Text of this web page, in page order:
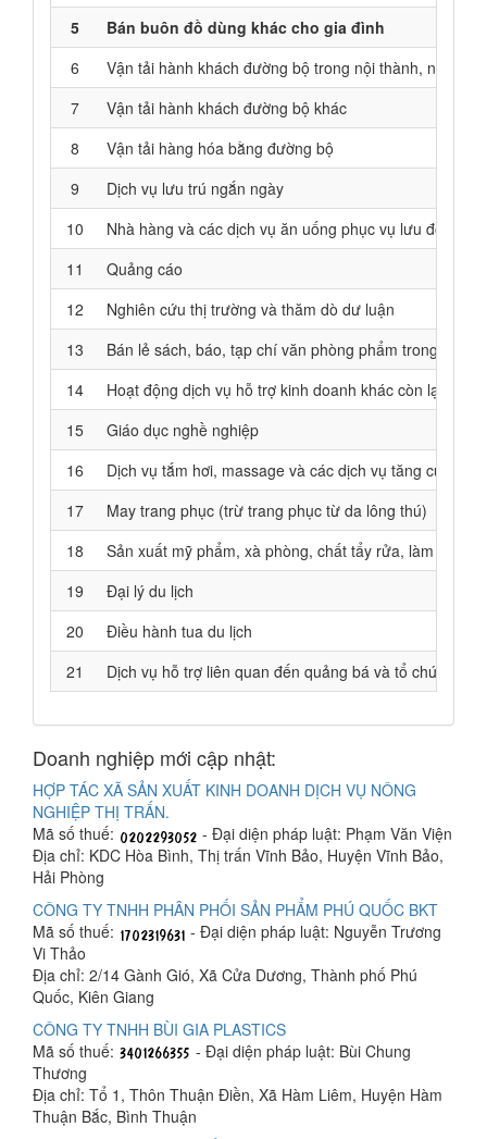
5
Bán buôn đồ dùng khác cho gia đình
6
Vận tải hành khách đường bộ trong nội thành, ngoại
7
Vận tải hành khách đường bộ khác
8
Vận tải hàng hóa bằng đường bộ
9
Dịch vụ lưu trú ngắn ngày
10
Nhà hàng và các dịch vụ ăn uống phục vụ lưu động
11
Quảng cáo
12
Nghiên cứu thị trường và thăm dò dư luận
13
Bán lẻ sách, báo, tạp chí văn phòng phẩm trong các
14
Hoạt động dịch vụ hỗ trợ kinh doanh khác còn lại
15
Giáo dục nghề nghiệp
16
Dịch vụ tắm hơi, massage và các dịch vụ tăng cường
17
May trang phục (trừ trang phục từ da lông thú)
18
Sản xuất mỹ phẩm, xà phòng, chất tẩy rửa, làm bóng
19
Đại lý du lịch
20
Điều hành tua du lịch
21
Dịch vụ hỗ trợ liên quan đến quảng bá và tổ chức tua
Doanh nghiệp mới cập nhật:
HỢP TÁC XÃ SẢN XUẤT KINH DOANH DỊCH VỤ NÔNG
NGHIỆP THỊ TRẤN.
Mã số thuế:
- Đại diện pháp luật: Phạm Văn Viện
Địa chỉ: KDC Hòa Bình, Thị trấn Vĩnh Bảo, Huyện Vĩnh Bảo,
Hải Phòng
CÔNG TY TNHH PHÂN PHỐI SẢN PHẨM PHÚ QUỐC BKT
Mã số thuế:
- Đại diện pháp luật: Nguyễn Trương
Vi Thảo
Địa chỉ: 2/14 Gành Gió, Xã Cửa Dương, Thành phố Phú
Quốc, Kiên Giang
CÔNG TY TNHH BÙI GIA PLASTICS
Mã số thuế:
- Đại diện pháp luật: Bùi Chung
Thương
Địa chỉ: Tổ 1, Thôn Thuận Điền, Xã Hàm Liêm, Huyện Hàm
Thuận Bắc, Bình Thuận